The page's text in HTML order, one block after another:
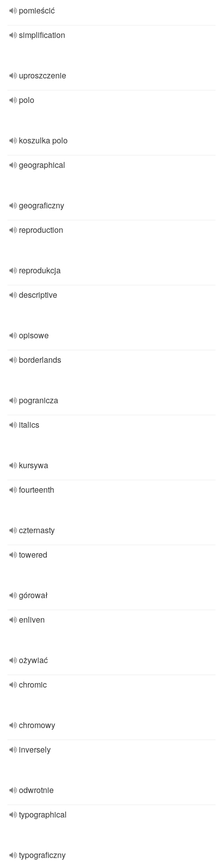
pomieścić
simplification
uproszczenie
polo
koszulka polo
geographical
geograficzny
reproduction
reprodukcja
descriptive
opisowe
borderlands
pogranicza
italics
kursywa
fourteenth
czternasty
towered
górował
enliven
ożywiać
chromic
chromowy
inversely
odwrotnie
typographical
typograficzny